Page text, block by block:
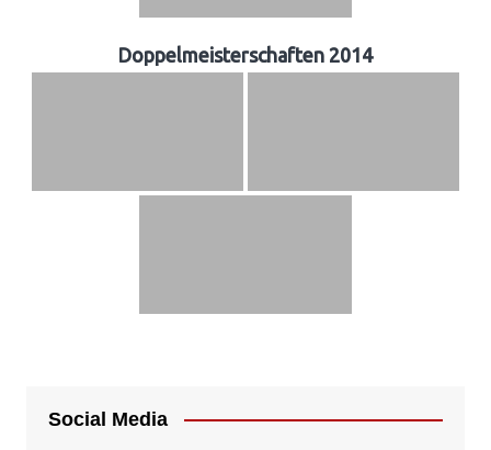
Doppelmeisterschaften 2014
Social Media